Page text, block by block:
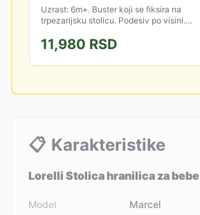
Uzrast: 6m+. Buster koji se fiksira na
trpezarijsku stolicu. Podesiv po visini.
11,980 RSD
📋 Karakteristike
Lorelli Stolica hranilica za bebe
Model Marcel